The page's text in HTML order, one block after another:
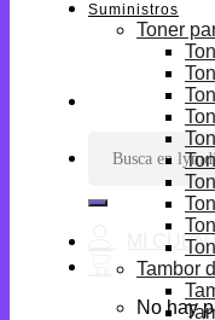
por:
No hay
Suministros
Toner
Tambor